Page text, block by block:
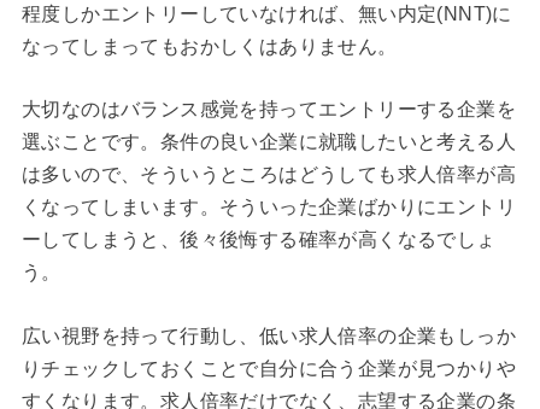
程度しかエントリーしていなければ、無い内定(NNT)に
なってしまってもおかしくはありません。
大切なのはバランス感覚を持ってエントリーする企業を
選ぶことです。条件の良い企業に就職したいと考える人
は多いので、そういうところはどうしても求人倍率が高
くなってしまいます。そういった企業ばかりにエントリ
ーしてしまうと、後々後悔する確率が高くなるでしょ
う。
広い視野を持って行動し、低い求人倍率の企業もしっか
りチェックしておくことで自分に合う企業が見つかりや
すくなります。求人倍率だけでなく、志望する企業の条